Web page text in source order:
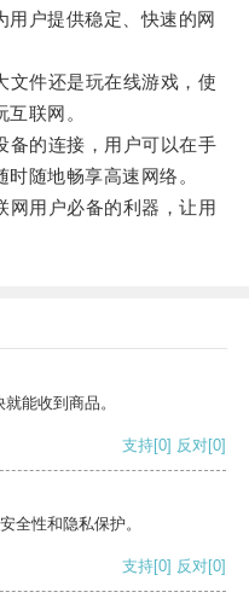
用户提供稳定、快速的网
件还是玩在线游戏，使
联网。
的连接，用户可以在手
随地畅享高速网络。
用户必备的利器，让用
能收到商品。
支持[0] 反对[0]
全性和隐私保护。
支持[0] 反对[0]